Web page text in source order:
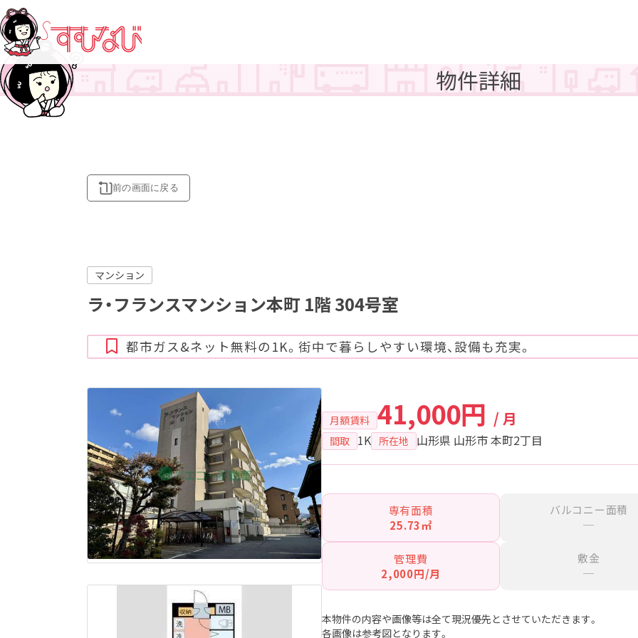
すむなび青森
すむなび秋田
すむなび宮城
すむなび福島
青森県の登録会社
秋田県の登録会社
宮城県の登録会社
福島県の登録会社
良い物件選び 賃貸編
賃貸用語集
売買用語集
個人情報の取り扱い
リンクポリシー
不動産会社様へ
運営会社物件詳細
前の画面に戻る
マンション
ラ・フランスマンション本町 1階 304号室
都市ガス&ネット無料の1K。街中で暮らしやすい環境、設備も充実。
月額賃料 41,000円 / 月
間取 1K 所在地 山形県 山形市 本町2丁目
専有面積
25.73㎡
バルコニー面積
─
管理費
2,000円/月
敷金
─
本物件の内容や画像等は全て現況優先とさせていただきます。
各画像は参考図となります。